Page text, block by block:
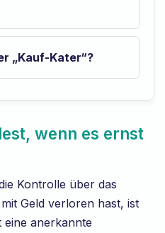
„Kauf-Kater“?
wenn es ernst
Kontrolle über das
Geld verloren hast, ist
eine anerkannte